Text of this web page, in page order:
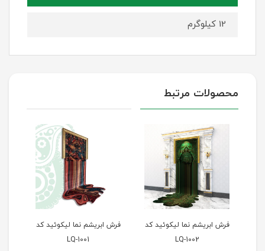
12 کیلوگرم
محصولات مرتبط
فرش ابریشم نما لیکوئید کد
LQ-1001
فرش ابریشم نما لیکوئید کد
LQ-1006